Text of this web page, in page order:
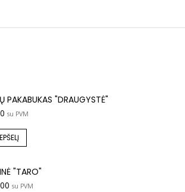
PAKABUKAS "DRAUGYSTĖ"
su PVM
"TARO"
su PVM